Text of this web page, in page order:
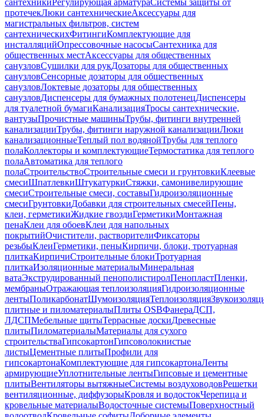
сантехникиРегулирующая арматураСистемы защиты от
протечекЛюки сантехническиеАксессуары для
магистральных фильтров, систем
сантехническихФитингиКомплектующие для
инсталляцийОпрессовочные насосыСантехника для
общественных местАксессуары для общественных
санузловСушилки для рукДозаторы для общественных
санузловСенсорные дозаторы для общественных
санузловЛоктевые дозаторы для общественных
санузловДиспенсеры для бумажных полотенецДиспенсеры
для туалетной бумагиКанализацияТросы сантехнические,
вантузыПрочистные машиныТрубы, фитинги внутренней
канализацииТрубы, фитинги наружной канализацииЛюки
канализационныеТеплый пол водянойТрубы для теплого
полаКоллекторы и комплектующиеТермостатика для теплого
полаАвтоматика для теплого
полаСтроительствоСтроительные смеси и грунтовкиКлеевые
смесиШпатлевкиШтукатуркиСтяжки, самонивелирующие
смесиСтроительные смеси, составыГидроизоляционные
смесиГрунтовкиДобавки для строительных смесейПены,
клеи, герметикиЖидкие гвоздиГерметикиМонтажная
пенаКлеи для обоевКлеи для напольных
покрытийОчистители, растворителиФиксаторы
резьбыКлеиГерметики, пеныКирпичи, блоки, тротуарная
плиткаКирпичиСтроительные блокиТротуарная
плиткаИзоляционные материалыМинеральная
ватаЭкструдированный пенополистиролПенопластПленки,
мембраныОтражающая теплоизоляцияГидроизоляционные
лентыПоликарбонатШумоизоляцияТеплоизоляция
плитные и пиломатериалыПлиты OSBФанераДСП,
ЛДСПМебельные щитыТеррасные доскиДревесные
плитыПиломатериалыМатериалы для сухого
строительстваГипсокартонГипсоволокнистые
листыЦементные плитыПрофили для
гипсокартонаКомплектующие для гипсокартонаЛенты
армирующиеУплотнительные лентыГипсовые и цементные
плитыВентиляторы вытяжныеСистемы воздуховодовРешетки
вентиляционные, диффузорыКровля и водостокЧерепица и
кровельные материалыВодосточные системыПоверхностный